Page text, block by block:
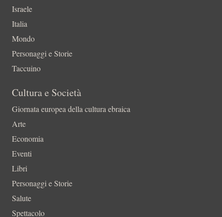
Israele
Italia
Mondo
Personaggi e Storie
Taccuino
Cultura e Società
Giornata europea della cultura ebraica
Arte
Economia
Eventi
Libri
Personaggi e Storie
Salute
Spettacolo